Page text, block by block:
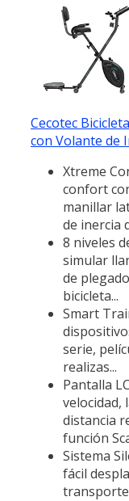
Cecotec
con Volante de
Xtreme
confort
manillar
de inercia
8 niveles
simular
de
bicicleta...
Smart
serie,
realizas...
Pantalla
velocidad,
distancia
función
Sistema
fácil